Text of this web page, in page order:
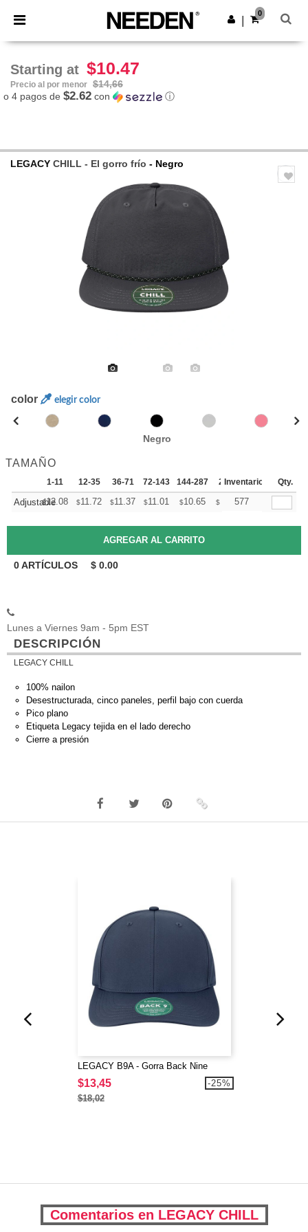
× App de Needen
¡Mejores precios en app!
Descargar app
0
Starting at $10.47
Precio al por menor $14,66
o 4 pagos de $2.62 con ⓘ
LEGACY CHILL - El gorro frío - Negro
color elegir color
Negro
TAMAÑO
1-11 12-35 36-71 72-143 144-287 288 + Mas
Inventario Qty.
Adjustable
$12.08 $11.72 $11.37 $11.01 $10.65 $ 10.47577
0ARTÍCULOS $ 0.00
Lunes a Viernes 9am - 5pm EST
DESCRIPCIÓN
LEGACY CHILL
100% nailon
Desestructurada, cinco paneles, perfil bajo con cuerda
Pico plano
Etiqueta Legacy tejida en el lado derecho
Cierre a presión
LEGACY B9A - Gorra Back Nine
$13,45
$18,02
-25%
Comentarios en LEGACY CHILL